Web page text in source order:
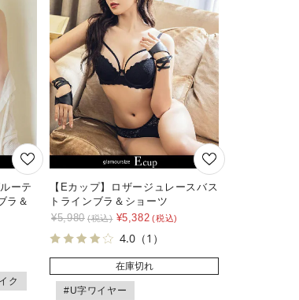
ーテ
ラ＆
ク
【Eカップ】ロザージュレースバス
トラインブラ＆ショーツ
¥5,980 ¥5,382
4.0 （1）
在庫切れ
#U字ワイヤー